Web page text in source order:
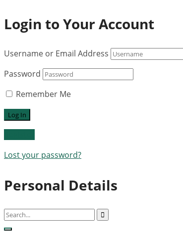
Login to Your Account
Username or Email Address
Password
Remember Me
Lost your password?
Personal Details